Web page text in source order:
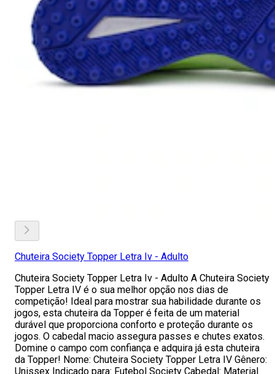
Chuteira Society Topper Letra Iv - Adulto
Chuteira Society Topper Letra Iv - Adulto A Chuteira Society
Topper Letra IV é o sua melhor opção nos dias de
competição! Ideal para mostrar sua habilidade durante os
jogos, esta chuteira da Topper é feita de um material
durável que proporciona conforto e proteção durante os
jogos. O cabedal macio assegura passes e chutes exatos.
Domine o campo com confiança e adquira já esta chuteira
da Topper! Nome: Chuteira Society Topper Letra IV Gênero:
Unissex Indicado para: Futebol Society Cabedal: Material